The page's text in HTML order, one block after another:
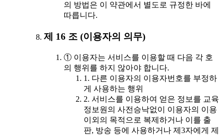
의 방법은 이 약관에서 별도로 규정한 바에
따릅니다.
제 16 조 (이용자의 의무)
① 이용자는 서비스를 이용할 때 다음 각 호
의 행위를 하지 않아야 합니다.
1. 다른 이용자의 이용자번호를 부정하
게 사용하는 행위
2. 서비스를 이용하여 얻은 정보를 교육
정보원의 사전승낙없이 이용자의 이용
이외의 목적으로 복제하거나 이를 출
판, 방송 등에 사용하거나 제3자에게 제